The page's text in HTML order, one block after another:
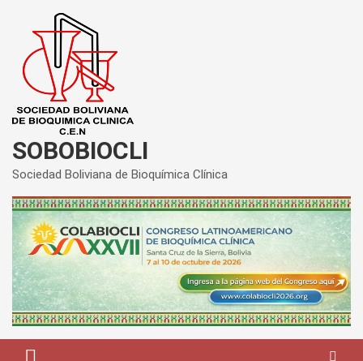
contenido
SOBOBIOCLI
Sociedad Boliviana de Bioquímica Clínica